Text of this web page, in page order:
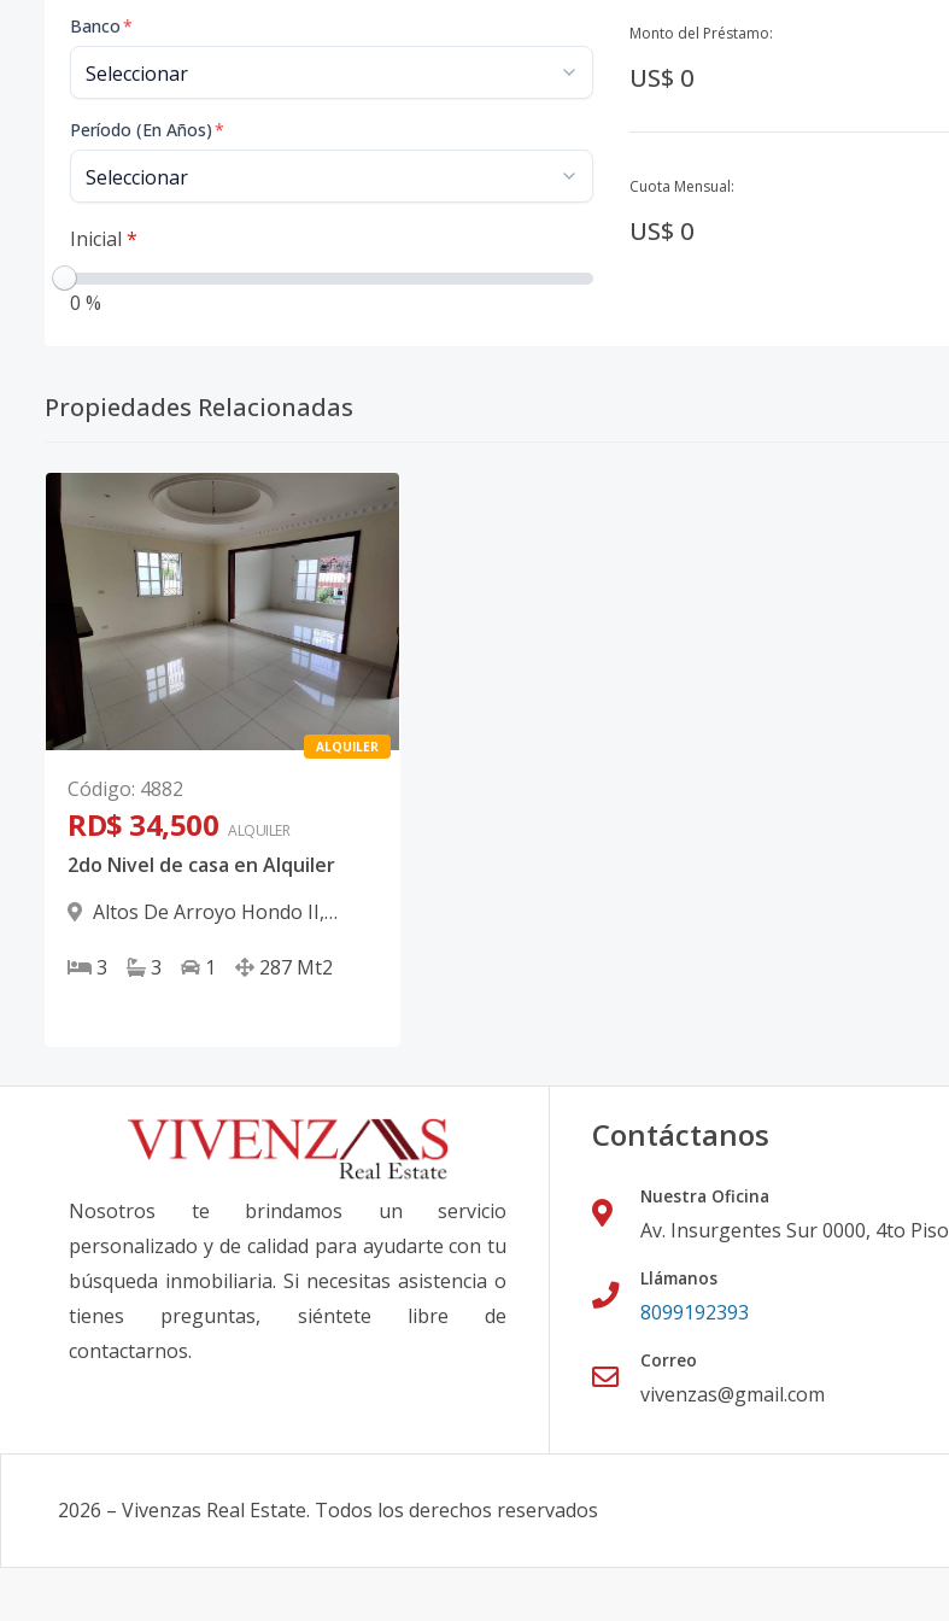
Banco*
Período (En Años)*
Inicial *
0 %
Monto del Préstamo:
US$ 0
Cuota Mensual:
US$ 0
Propiedades Relacionadas
ALQUILER
Código: 4882
RD$ 34,500 ALQUILER
2do Nivel de casa en Alquiler
Altos De Arroyo Hondo II,
3
3 1 287 Mt2
Nosotros te brindamos un servicio
personalizado y de calidad para ayudarte con tu
búsqueda inmobiliaria. Si necesitas asistencia o
tienes preguntas, siéntete libre de
contactarnos.
Contáctanos
Nuestra Oficina
Av. Insurgentes Sur 0000, 4to Piso
Llámanos
8099192393
Correo
vivenzas@gmail.com
2026 – Vivenzas Real Estate. Todos los derechos reservados